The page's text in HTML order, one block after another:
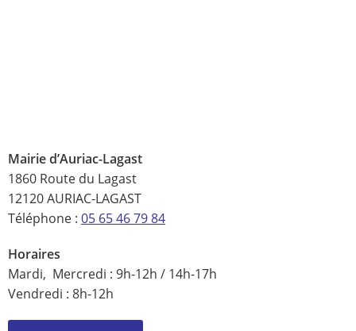
Mairie d’Auriac-Lagast
1860 Route du Lagast
12120 AURIAC-LAGAST
Téléphone : 05 65 46 79 84
Horaires
Mardi, Mercredi : 9h-12h / 14h-17h
Vendredi : 8h-12h